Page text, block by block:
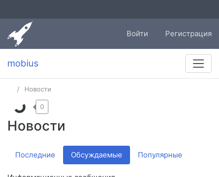
Войти Регистрация
mobius
Новости
Новости
0
Последние Обсуждаемые Популярные